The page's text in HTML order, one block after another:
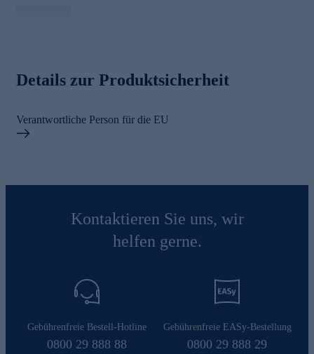
Details zur Produktsicherheit
Verantwortliche Person für die EU
Kontaktieren Sie uns, wir
helfen gerne.
Gebührenfreie Bestell-Hotline
0800 29 888 88
Gebührenfreie EASy-Bestellung
0800 29 888 29